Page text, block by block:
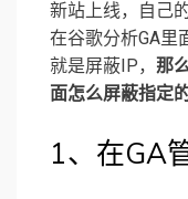
新站上线，自己
在谷歌分析GA里
就是屏蔽IP， 那
面怎么屏蔽指定
1、在GA